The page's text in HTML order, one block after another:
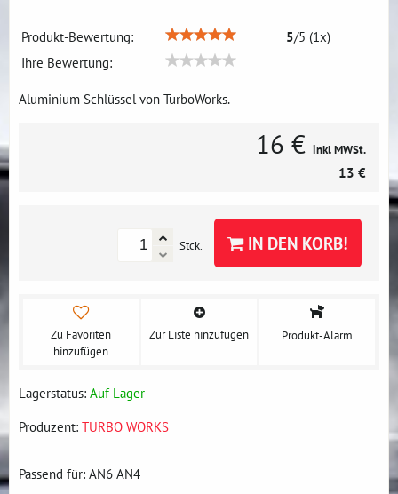
Produkt-Bewertung: 5/5 (1x)
Ihre Bewertung:
Aluminium Schlüssel von TurboWorks.
16 € inkl MWSt.
13 €
Stck. IN DEN KORB!
Zu Favoriten
hinzufügen
Zur Liste hinzufügen Produkt-Alarm
Lagerstatus: Auf Lager
Produzent: TURBO WORKS
Passend für: AN6 AN4